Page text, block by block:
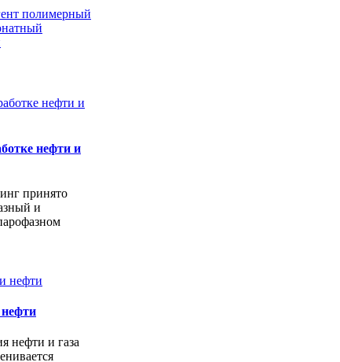
полимерный
нефти и
принято
и
нефти и газа